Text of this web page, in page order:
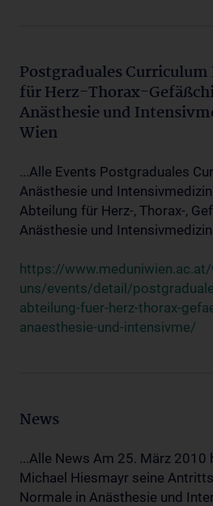
Postgraduales
für Herz-Thorax-
Anästhesie und
Wien
...Alle Events Postgraduales
Anästhesie und
Abteilung für Herz-, Thorax-,
Anästhesie und
https://
uns/events/detail/
abteilung-fuer-herz-thorax-
anaesthesie-und-intensivme/
News
...Alle News Am 25. März 2010
Michael Hiesmayr seine
Normale in Anästhesie und